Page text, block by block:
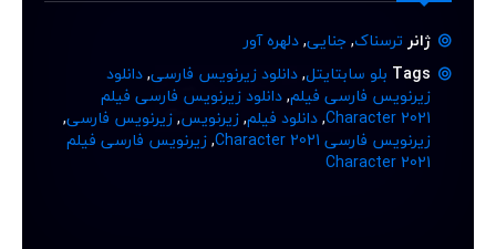
ژانر ترسناک,جنایی,دلهره آور
Tags بلو سابتایتل,دانلود زیرنویس فارسی,دانلود
زیرنویس فارسی فیلم,دانلود زیرنویس فارسی فیلم
Character 2021
,دانلود فیلم,زیرنویس,زیرنویس فارسی,
زیرنویس فارسی Character 2021
,زیرنویس فارسی فیلم
Character 2021